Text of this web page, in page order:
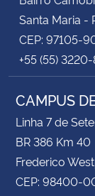
Santa Maria -
CEP: 97105-
+55 (55)
CAMPUS
Linha 7 de
BR 386 Km 40
Frederico
CEP: 98400-